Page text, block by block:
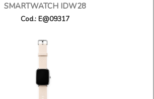
SMARTWATCH IDW28
Cod.: E@09317